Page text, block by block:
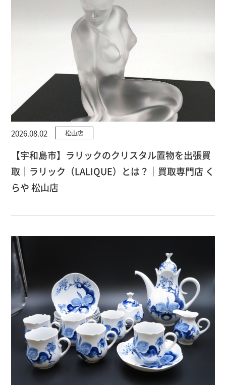
2026.08.02 松山店
【宇和島市】ラリックのクリスタル置物を出張買
取｜ラリック（LALIQUE）とは？｜買取専門店 く
らや 松山店